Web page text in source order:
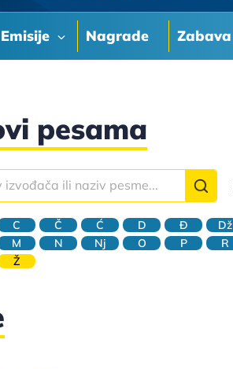
Emisije Nagrade Zabava
pesama
C Č Ć D Đ Dž
M N Nj O P R
Ž